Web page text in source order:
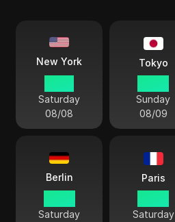
New York
Saturday
08/08
Tokyo
Sunday
08/09
Berlin
Saturday
Paris
Saturday